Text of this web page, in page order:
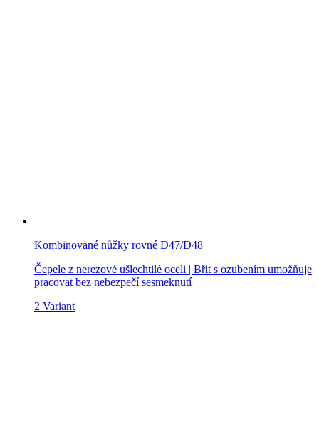
Kombinované nůžky rovné D47/D48
Čepele z nerezové ušlechtilé oceli | Břit s ozubením umožňuje
pracovat bez nebezpečí sesmeknutí
2 Variant